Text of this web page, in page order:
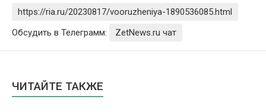
https://ria.ru/20230817/vooruzheniya-1890536085.html
Обсудить в Телеграмм:
ZetNews.ru чат
ЧИТАЙТЕ ТАКЖЕ